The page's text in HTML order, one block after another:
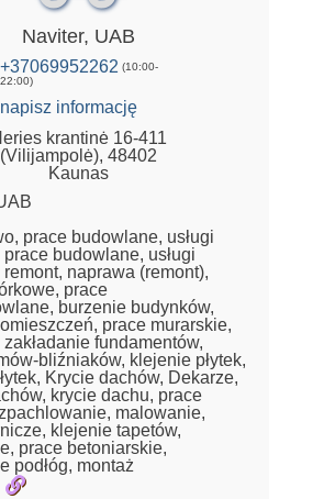
Naviter, UAB
+37069952262 (10:00-
22:00)
napisz informację
krantinė 16-411
(Vilijampolė), 48402
Kaunas
prace budowlane, usługi
budowlane, usługi
naprawa (remont),
prace
burzenie budynków,
prace murarskie,
fundamentów,
bliźniaków, klejenie płytek,
Krycie dachów, Dekarze,
krycie dachu, prace
malowanie,
klejenie tapetów,
prace betoniarskie,
podłóg, montaż